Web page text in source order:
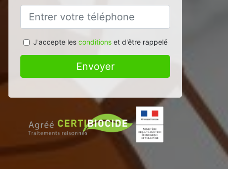
J'accepte les conditionset d'être rappelé
Envoyer